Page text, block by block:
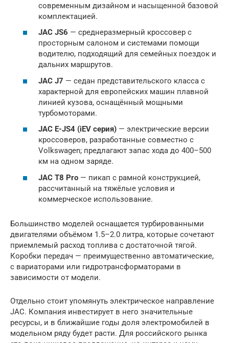
современным дизайном и насыщенной базовой
комплектацией.
JAC JS6 — среднеразмерный кроссовер с
просторным салоном и системами помощи
водителю, подходящий для семейных поездок и
дальних маршрутов.
JAC J7 — седан представительского класса с
характерной для европейских машин плавной
линией кузова, оснащённый мощными
турбомоторами.
JAC E-JS4 (iEV серия) — электрические версии
кроссоверов, разработанные совместно с
Volkswagen; предлагают запас хода до 400–500
км на одном заряде.
JAC T8 Pro — пикап с рамной конструкцией,
рассчитанный на тяжёлые условия и
коммерческое использование.
Большинство моделей оснащается турбированными
двигателями объёмом 1.5–2.0 литра, которые сочетают
приемлемый расход топлива с достаточной тягой.
Коробки передач — преимущественно автоматические,
с вариаторами или гидротрансформаторами в
зависимости от модели.
Отдельно стоит упомянуть электрическое направление
JAC. Компания инвестирует в него значительные
ресурсы, и в ближайшие годы доля электромобилей в
модельном ряду будет расти. Для российского рынка